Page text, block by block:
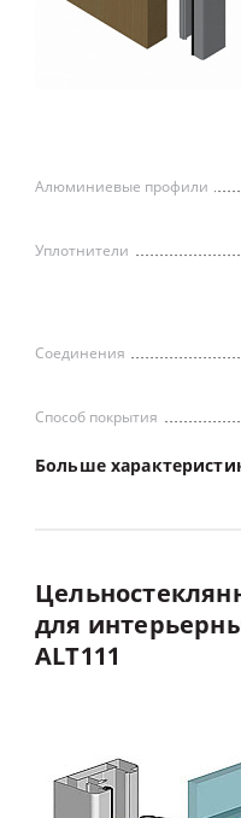
Алюминиевые профили
Уплотнители
Соединения
Способ покрытия
Больше
для
ALT111